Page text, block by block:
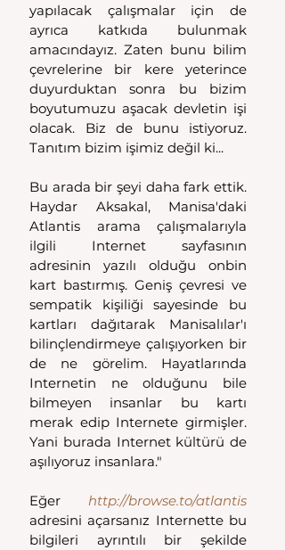
yapılacak çalışmalar için de
ayrıca katkıda bulunmak
amacındayız. Zaten bunu bilim
çevrelerine bir kere yeterince
duyurduktan sonra bu bizim
boyutumuzu aşacak devletin işi
olacak. Biz de bunu istiyoruz.
Tanıtım bizim işimiz değil ki...
Bu arada bir şeyi daha fark ettik.
Haydar Aksakal, Manisa'daki
Atlantis arama çalışmalarıyla
ilgili Internet sayfasının
adresinin yazılı olduğu onbin
kart bastırmış. Geniş çevresi ve
sempatik kişiliği sayesinde bu
kartları dağıtarak Manisalılar'ı
bilinçlendirmeye çalışıyorken bir
de ne görelim. Hayatlarında
Internetin ne olduğunu bile
bilmeyen insanlar bu kartı
merak edip Internete girmişler.
Yani burada Internet kültürü de
aşılıyoruz insanlara."
Eğer http://browse.to/atlantis
adresini açarsanız Internette bu
bilgileri ayrıntılı bir şekilde